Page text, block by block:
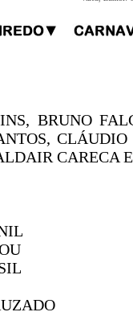
BRUNO
CARECA